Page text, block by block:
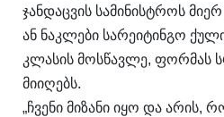
ჯანდაცვის სამინისტროს
ან ნაკლები სარეიტინგო
კლასის მოსწავლე, ფორმას
მიიღებს.
„ჩვენი მიზანი იყო და არის,